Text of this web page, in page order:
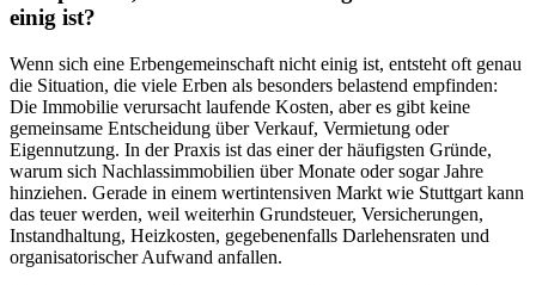
einig ist?
Wenn sich eine Erbengemeinschaft nicht einig ist, entsteht oft genau
die Situation, die viele Erben als besonders belastend empfinden:
Die Immobilie verursacht laufende Kosten, aber es gibt keine
gemeinsame Entscheidung über Verkauf, Vermietung oder
Eigennutzung. In der Praxis ist das einer der häufigsten Gründe,
warum sich Nachlassimmobilien über Monate oder sogar Jahre
hinziehen. Gerade in einem wertintensiven Markt wie Stuttgart kann
das teuer werden, weil weiterhin Grundsteuer, Versicherungen,
Instandhaltung, Heizkosten, gegebenenfalls Darlehensraten und
organisatorischer Aufwand anfallen.